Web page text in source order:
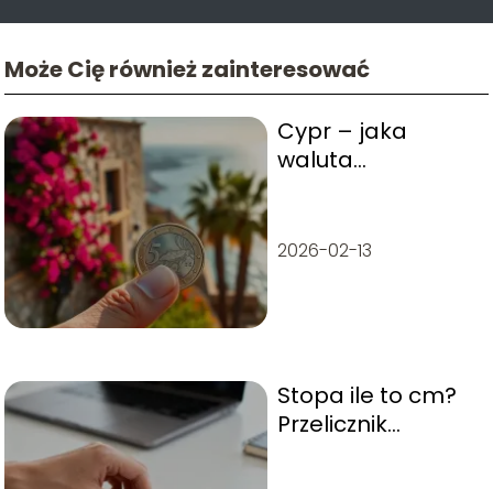
Może Cię również zainteresować
Cypr – jaka
waluta
2026-02-13
Stopa ile to cm?
Przelicznik